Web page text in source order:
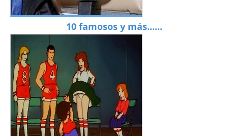
10 famosos y más......